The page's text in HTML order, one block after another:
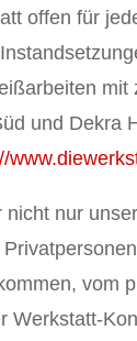
offen für
und Dekra
nur
vom
Werkstatt-